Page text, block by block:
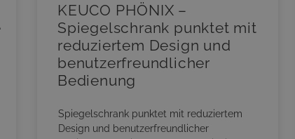
KEUCO PHÖNIX –
Spiegelschrank punktet mit
reduziertem Design und
benutzerfreundlicher
Bedienung
Spiegelschrank punktet mit reduziertem
Design und benutzerfreundlicher